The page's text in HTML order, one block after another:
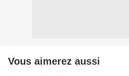
Vous aimerez aussi